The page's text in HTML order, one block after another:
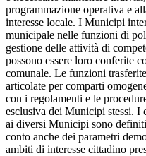
programmazione operativa e
interesse locale. I Municipi
municipale nelle funzioni di
gestione delle attività di
possono essere loro conferite
comunale. Le funzioni
articolate per comparti
con i regolamenti e le
esclusiva dei Municipi stessi. I
ai diversi Municipi sono
conto anche dei parametri
ambiti di interesse cittadino